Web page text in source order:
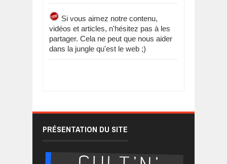
Si vous aimez notre contenu,
vidéos et articles, n'hésitez pas à les
partager. Cela ne peut que nous aider
dans la jungle qu'est le web ;)
PRÉSENTATION DU SITE